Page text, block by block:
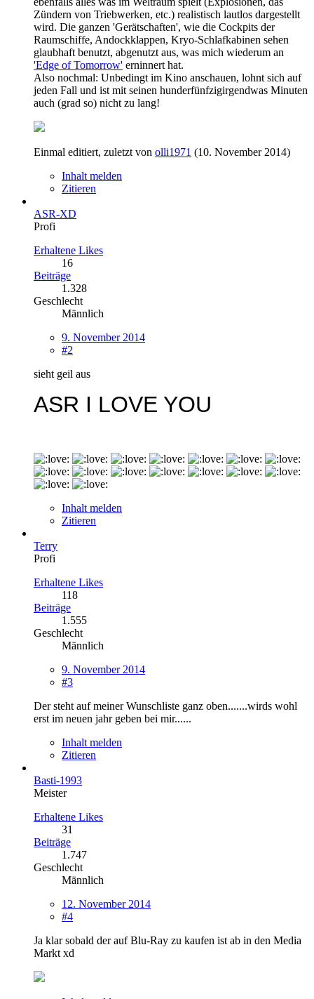
Zündern von Triebwerken, etc.) realistisch lautlos dargestellt
wird. Die ganzen 'Gerätschaften', wie die Cockpits der
Raumschiffe, Andockklappen, Kryo-Schlafkabinen sehen
glaubhaft benutzt, abgenutzt aus, was mich wiederum an
'Edge of Tomorrow' erninnert hat.
Also nochmal: Unbedingt im Kino anschauen, lohnt sich auf
jeden Fall und ist mit seinen hunderfünfzigirgendwas Minuten
auch (grad so) nicht zu lang!
Einmal editiert, zuletzt von olli1971 (10. November 2014)
Inhalt melden
Zitieren
ASR-XD
Profi
Erhaltene Likes
16
Beiträge
1.328
Geschlecht
Männlich
9. November 2014
#2
sieht geil aus
ASR I LOVE YOU
Inhalt melden
Zitieren
Terry
Profi
Erhaltene Likes
118
Beiträge
1.555
Geschlecht
Männlich
9. November 2014
#3
Der steht auf meiner Wunschliste ganz oben.......wirds wohl
erst im neuen jahr geben bei mir......
Inhalt melden
Zitieren
Basti-1993
Meister
Erhaltene Likes
31
Beiträge
1.747
Geschlecht
Männlich
12. November 2014
#4
Ja klar sobald der auf Blu-Ray zu kaufen ist ab in den Media
Markt xd